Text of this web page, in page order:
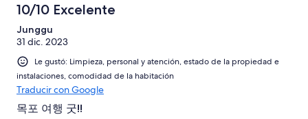
10/10 Excelente
Junggu
31 dic. 2023
Le gustó: Limpieza, personal y atención, estado de la propiedad e
instalaciones, comodidad de la habitación
Traducir con Google
목포 여행 굿!!